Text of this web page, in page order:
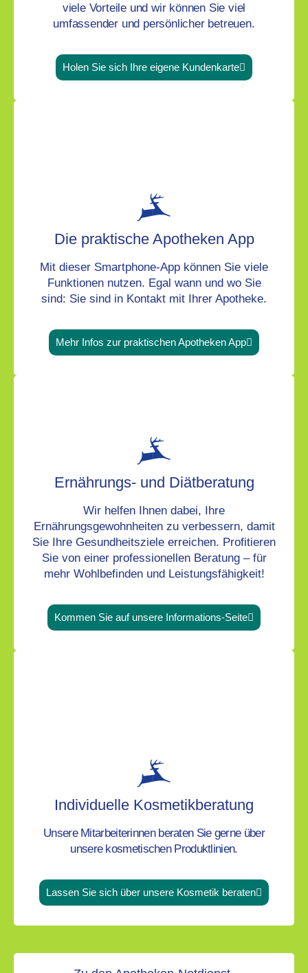
viele Vorteile und wir können Sie viel
umfassender und persönlicher betreuen.
Holen Sie sich Ihre eigene Kundenkarte
Die praktische Apotheken App
Mit dieser Smartphone-App können Sie viele
Funktionen nutzen. Egal wann und wo Sie
sind: Sie sind in Kontakt mit Ihrer Apotheke.
Mehr Infos zur praktischen Apotheken App
Ernährungs- und Diätberatung
Wir helfen Ihnen dabei, Ihre
Ernährungsgewohnheiten zu verbessern, damit
Sie Ihre Gesundheitsziele erreichen. Profitieren
Sie von einer professionellen Beratung – für
mehr Wohlbefinden und Leistungsfähigkeit!
Kommen Sie auf unsere Informations-Seite
Individuelle Kosmetikberatung
Unsere Mitarbeiterinnen beraten Sie gerne über
unsere kosmetischen Produktlinien.
Lassen Sie sich über unsere Kosmetik beraten